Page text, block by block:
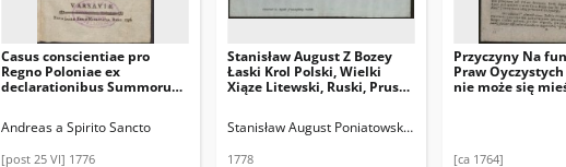
Casus conscientiae pro
Regno Poloniae ex
declarationibus Summorum
Regni decretis, [...], collecti
Andrea a Spiritu Sancto Ord.
Andreas a Spirito Sancto
[post 25 VI] 1776
Stanisław August Z Bozey
Łaski Krol Polski, Wielki
Xiąze Litewski, Ruski, Pruski,
Podlaski, Inflantski,
Czerniechowski. Uniwersał
Stanisław August Poniatowski (król Polski ; 1732-1798)
1778
Przyczyny Na
Praw
nie może się
[ca 1764]